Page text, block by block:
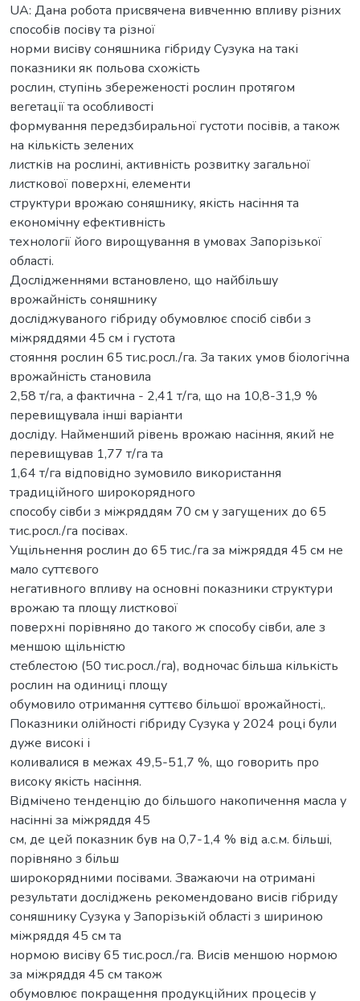
UA: Дана робота присвячена вивченню впливу різних
способів посіву та різної
норми висіву соняшника гібриду Сузука на такі
показники як польова схожість
рослин, ступінь збереженості рослин протягом
вегетації та особливості
формування передзбиральної густоти посівів, а також
на кількість зелених
листків на рослині, активність розвитку загальної
листкової поверхні, елементи
структури врожаю соняшнику, якість насіння та
економічну ефективність
технології його вирощування в умовах Запорізької
області.
Дослідженнями встановлено, що найбільшу
врожайність соняшнику
досліджуваного гібриду обумовлює спосіб сівби з
міжряддями 45 см і густота
стояння рослин 65 тис.росл./га. За таких умов біологічна
врожайність становила
2,58 т/га, а фактична - 2,41 т/га, що на 10,8-31,9 %
перевищувала інші варіанти
досліду. Найменший рівень врожаю насіння, який не
перевищував 1,77 т/га та
1,64 т/га відповідно зумовило використання
традиційного широкорядного
способу сівби з міжряддям 70 см у загущених до 65
тис.росл./га посівах.
Ущільнення рослин до 65 тис./га за міжряддя 45 см не
мало суттєвого
негативного впливу на основні показники структури
врожаю та площу листкової
поверхні порівняно до такого ж способу сівби, але з
меншою щільністю
стеблестою (50 тис.росл./га), водночас більша кількість
рослин на одиниці площу
обумовило отримання суттєво більшої врожайності,.
Показники олійності гібриду Сузука у 2024 році були
дуже високі і
коливалися в межах 49,5-51,7 %, що говорить про
високу якість насіння.
Відмічено тенденцію до більшого накопичення масла у
насінні за міжряддя 45
см, де цей показник був на 0,7-1,4 % від а.с.м. більші,
порівняно з більш
широкорядними посівами. Зважаючи на отримані
результати досліджень рекомендовано висів гібриду
соняшнику Сузука у Запорізькій області з шириною
міжряддя 45 см та
нормою висіву 65 тис.росл./га. Висів меншою нормою
за міжряддя 45 см також
обумовлює покращення продукційних процесів у